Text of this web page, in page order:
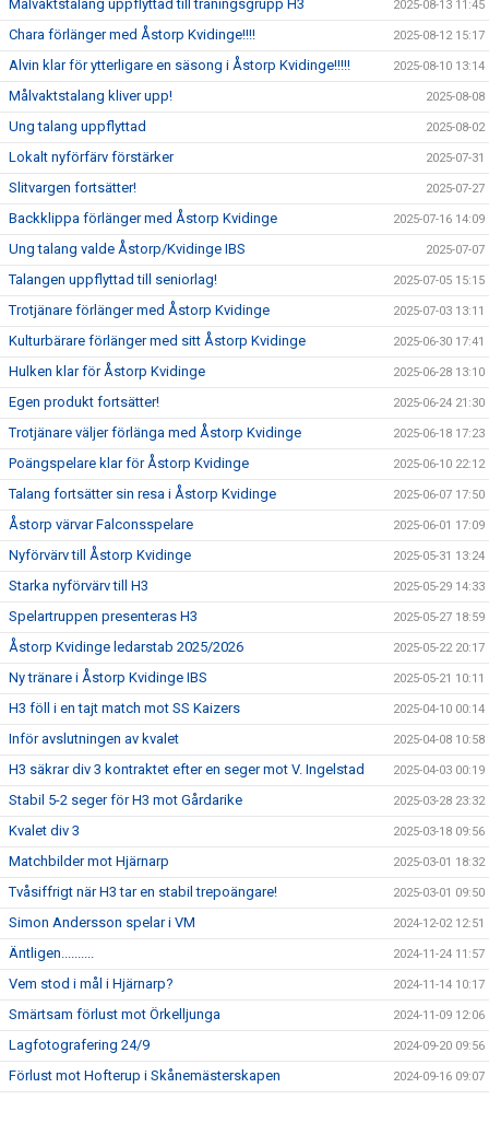
Målvaktstalang uppflyttad till träningsgrupp H3 2025-08-13 11:45
Chara förlänger med Åstorp Kvidinge!!!! 2025-08-12 15:17
Alvin klar för ytterligare en säsong i Åstorp Kvidinge!!!!! 2025-08-10 13:14
Målvaktstalang kliver upp! 2025-08-08
Ung talang uppflyttad 2025-08-02
Lokalt nyförfärv förstärker 2025-07-31
Slitvargen fortsätter! 2025-07-27
Backklippa förlänger med Åstorp Kvidinge 2025-07-16 14:09
Ung talang valde Åstorp/Kvidinge IBS 2025-07-07
Talangen uppflyttad till seniorlag! 2025-07-05 15:15
Trotjänare förlänger med Åstorp Kvidinge 2025-07-03 13:11
Kulturbärare förlänger med sitt Åstorp Kvidinge 2025-06-30 17:41
Hulken klar för Åstorp Kvidinge 2025-06-28 13:10
Egen produkt fortsätter! 2025-06-24 21:30
Trotjänare väljer förlänga med Åstorp Kvidinge 2025-06-18 17:23
Poängspelare klar för Åstorp Kvidinge 2025-06-10 22:12
Talang fortsätter sin resa i Åstorp Kvidinge 2025-06-07 17:50
Åstorp värvar Falconsspelare 2025-06-01 17:09
Nyförvärv till Åstorp Kvidinge 2025-05-31 13:24
Starka nyförvärv till H3 2025-05-29 14:33
Spelartruppen presenteras H3 2025-05-27 18:59
Åstorp Kvidinge ledarstab 2025/2026 2025-05-22 20:17
Ny tränare i Åstorp Kvidinge IBS 2025-05-21 10:11
H3 föll i en tajt match mot SS Kaizers 2025-04-10 00:14
Inför avslutningen av kvalet 2025-04-08 10:58
H3 säkrar div 3 kontraktet efter en seger mot V. Ingelstad 2025-04-03 00:19
Stabil 5-2 seger för H3 mot Gårdarike 2025-03-28 23:32
Kvalet div 3 2025-03-18 09:56
Matchbilder mot Hjärnarp 2025-03-01 18:32
Tvåsiffrigt när H3 tar en stabil trepoängare! 2025-03-01 09:50
Simon Andersson spelar i VM 2024-12-02 12:51
Äntligen.......... 2024-11-24 11:57
Vem stod i mål i Hjärnarp? 2024-11-14 10:17
Smärtsam förlust mot Örkelljunga 2024-11-09 12:06
Lagfotografering 24/9 2024-09-20 09:56
Förlust mot Hofterup i Skånemästerskapen 2024-09-16 09:07